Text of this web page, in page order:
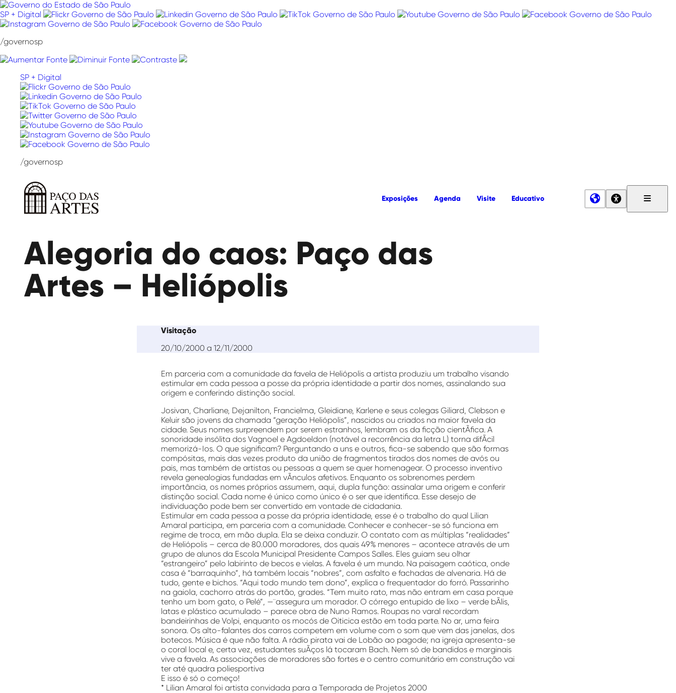
Pular
para
o
SP + Digital
/governosp
SP + Digital
/governosp
Artes
Exposições Agenda Visite Educativo
Alegoria do caos: Paço das
Artes – Heliópolis
Visitação
20/10/2000 a 12/11/2000
Em parceria com a comunidade da favela de Heliópolis a artista produziu um trabalho visando
estimular em cada pessoa a posse da própria identidade a partir dos nomes, assinalando sua
origem e conferindo distinção social.
Josivan, Charliane, Dejanilton, Francielma, Gleidiane, Karlene e seus colegas Giliard, Clebson e
Keluir são jovens da chamada “geração Heliópolis”, nascidos ou criados na maior favela da
cidade. Seus nomes surpreendem por serem estranhos, lembram os da ficção cientÃ­fica. A
sonoridade insólita dos Vagnoel e Agdoeldon (notável a recorrência da letra L) torna difÃ­cil
memorizá-Ios. O que significam? Perguntando a uns e outros, fica-se sabendo que são formas
compósitas, mais das vezes produto da união de fragmentos tirados dos nomes de avós ou
pais, mas também de artistas ou pessoas a quem se quer homenagear. O processo inventivo
revela genealogias fundadas em vÃ­nculos afetivos. Enquanto os sobrenomes perdem
importância, os nomes próprios assumem, aqui, dupla função: assinalar uma origem e conferir
distinção social. Cada nome é único como único é o ser que identifica. Esse desejo de
individuação pode bem ser convertido em vontade de cidadania.
Estimular em cada pessoa a posse da própria identidade, esse é o trabalho do qual Lilian
Amaral participa, em parceria com a comunidade. Conhecer e conhecer-se só funciona em
regime de troca, em mão dupla. Ela se deixa conduzir. O contato com as múltiplas “realidades”
de Heliópolis – cerca de 80.000 moradores, dos quais 49% menores – acontece através de um
grupo de alunos da Escola Municipal Presidente Campos Salles. Eles guiam seu olhar
“estrangeiro” pelo labirinto de becos e vielas. A favela é um mundo. Na paisagem caótica, onde
casa é “barraquinho”, há também locais “nobres”, com asfalto e fachadas de alvenaria. Há de
tudo, gente e bichos. “Aqui todo mundo tem dono”, explica o frequentador do forró. Passarinho
na gaiola, cachorro atrás do portão, grades. “Tem muito rato, mas não entram em casa porque
tenho um bom gato, o Pelé”, —¨assegura um morador. O córrego entupido de lixo – verde bÃ­lis,
latas e plástico acumulado – parece obra de Nuno Ramos. Roupas no varal recordam
bandeirinhas de Volpi, enquanto os mocós de Oiticica estão em toda parte. No ar, uma feira
sonora. Os alto-falantes dos carros competem em volume com o som que vem das janelas, dos
botecos. Música é que não falta. A rádio pirata vai de Lobão ao pagode; na igreja apresenta-se
o coral local e, certa vez, estudantes suÃ­ços lá tocaram Bach. Nem só de bandidos e marginais
vive a favela. As associações de moradores são fortes e o centro comunitário em construção vai
ter até quadra poliesportiva
E isso é só o começo!
* Lilian Amaral foi artista convidada para a Temporada de Projetos 2000